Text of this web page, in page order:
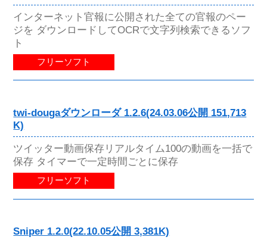
インターネット官報に公開された全ての官報のペー
ジを ダウンロードしてOCRで文字列検索できるソフ
ト
フリーソフト
twi-dougaダウンローダ 1.2.6(24.03.06公開 151,713
K)
ツイッター動画保存リアルタイム100の動画を一括で
保存 タイマーで一定時間ごとに保存
フリーソフト
Sniper 1.2.0(22.10.05公開 3,381K)